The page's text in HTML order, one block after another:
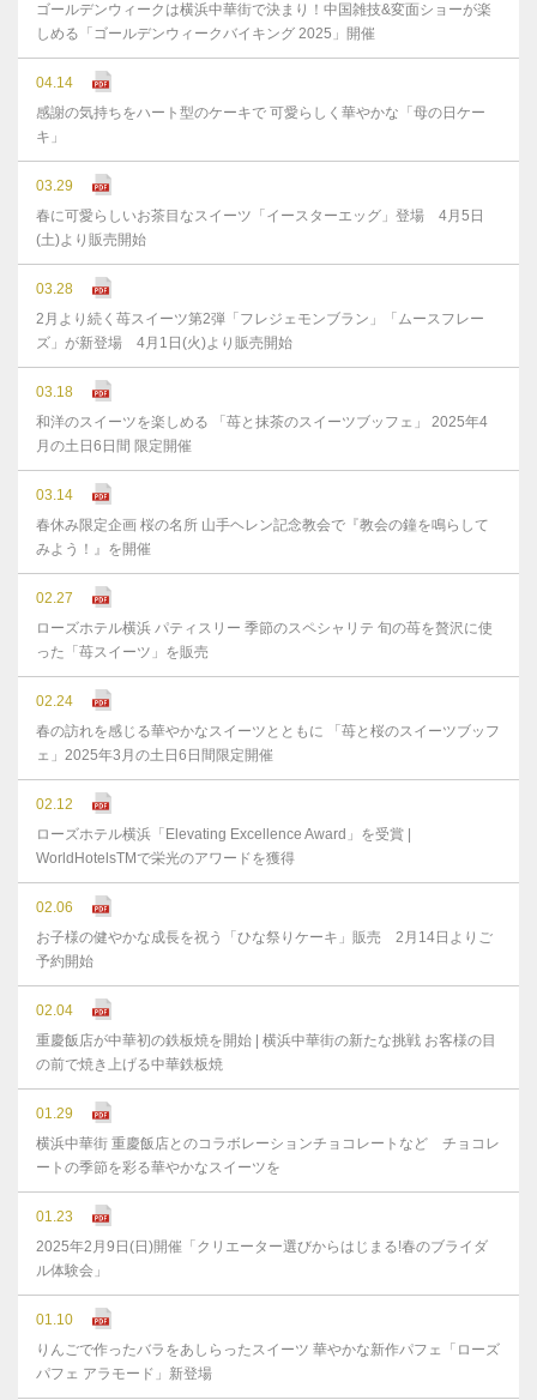
ゴールデンウィークは横浜中華街で決まり！中国雑技&変面ショーが楽
しめる「ゴールデンウィークバイキング 2025」開催
04.14
感謝の気持ちをハート型のケーキで 可愛らしく華やかな「母の日ケー
キ」
03.29
春に可愛らしいお茶目なスイーツ「イースターエッグ」登場 4月5日
(土)より販売開始
03.28
2月より続く苺スイーツ第2弾「フレジェモンブラン」「ムースフレー
ズ」が新登場 4月1日(火)より販売開始
03.18
和洋のスイーツを楽しめる 「苺と抹茶のスイーツブッフェ」 2025年4
月の土日6日間 限定開催
03.14
春休み限定企画 桜の名所 山手ヘレン記念教会で『教会の鐘を鳴らして
みよう！』を開催
02.27
ローズホテル横浜 パティスリー 季節のスペシャリテ 旬の苺を贅沢に使
った「苺スイーツ」を販売
02.24
春の訪れを感じる華やかなスイーツとともに 「苺と桜のスイーツブッフ
ェ」2025年3月の土日6日間限定開催
02.12
ローズホテル横浜「Elevating Excellence Award」を受賞 |
WorldHotelsTMで栄光のアワードを獲得
02.06
お子様の健やかな成⻑を祝う「ひな祭りケーキ」販売 2月14日よりご
予約開始
02.04
重慶飯店が中華初の鉄板焼を開始 | 横浜中華街の新たな挑戦 お客様の目
の前で焼き上げる中華鉄板焼
01.29
横浜中華街 重慶飯店とのコラボレーションチョコレートなど チョコレ
ートの季節を彩る華やかなスイーツを
01.23
2025年2月9日(日)開催「クリエーター選びからはじまる!春のブライダ
ル体験会」
01.10
りんごで作ったバラをあしらったスイーツ 華やかな新作パフェ「ローズ
パフェ アラモード」新登場